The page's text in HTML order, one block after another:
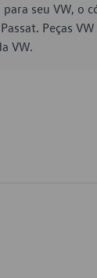
seu VW, o
Peças
VW.